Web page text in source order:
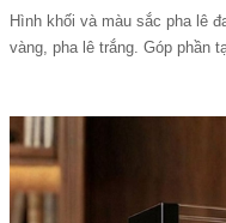
Hình khối và màu sắc pha lê
vàng, pha lê trắng. Góp phần